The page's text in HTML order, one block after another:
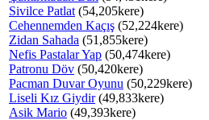
Sivilce Patlat (54,205kere)
Cehennemden Kaçış (52,224kere)
Zidan Sahada (51,855kere)
Nefis Pastalar Yap (50,474kere)
Patronu Döv (50,420kere)
Pacman Duvar Oyunu (50,229kere)
Liseli Kız Giydir(49,833kere)
Asik Mario (49,393kere)